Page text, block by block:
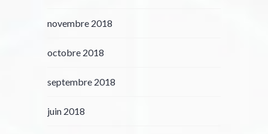
novembre 2018
octobre 2018
septembre 2018
juin 2018